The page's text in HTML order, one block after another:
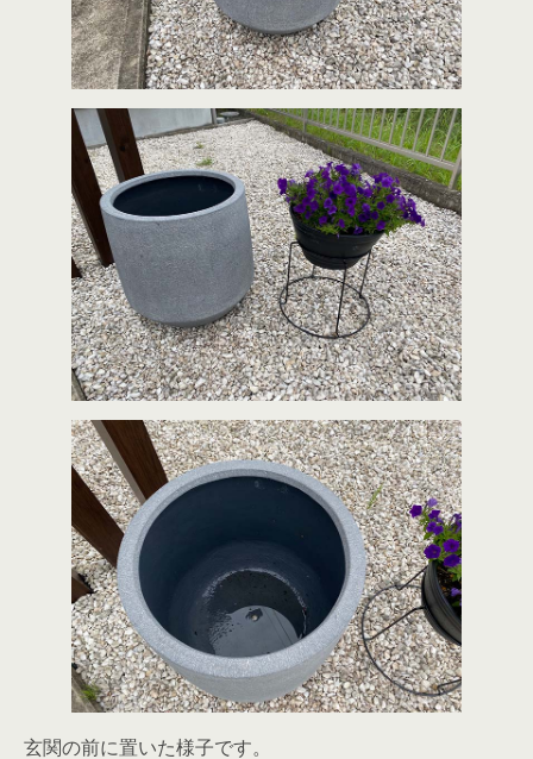
玄関の前に置いた様子です。